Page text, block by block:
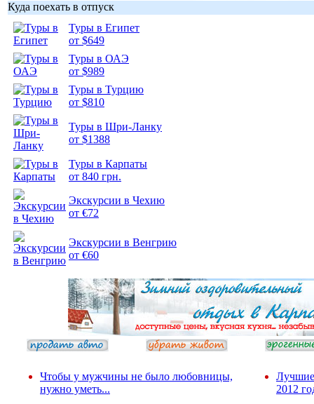
Куда поехать в отпуск
Туры в Египет
от $649
Туры в ОАЭ
от $989
Туры в Турцию
от $810
Туры в Шри-Ланку
от $1388
Туры в Карпаты
от 840 грн.
Экскурсии в Чехию
от €72
Экскурсии в Венгрию
от €60
Чтобы у мужчины не было любовницы,
нужно уметь...
Лучшие
2012